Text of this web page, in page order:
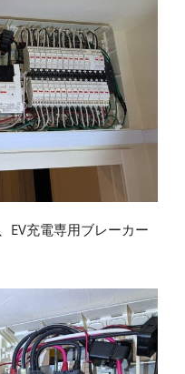
EV充電専用ブレーカー